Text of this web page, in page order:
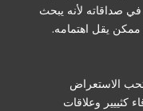
في صداقاته لأنه يبحث
ممكن يقل اهتمامه.
الاستعراض
كثييير وعلاقات